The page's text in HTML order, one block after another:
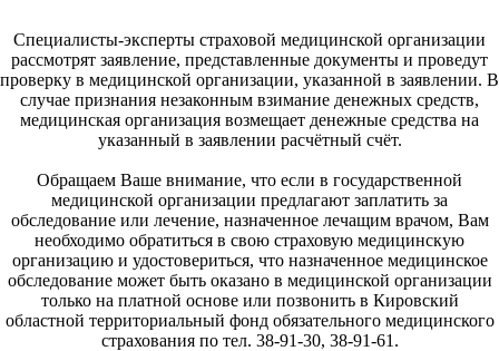
Специалисты-эксперты страховой медицинской организации
рассмотрят заявление, представленные документы и проведут
проверку в медицинской организации, указанной в заявлении. В
случае признания незаконным взимание денежных средств,
медицинская организация возмещает денежные средства на
указанный в заявлении расчётный счёт.
Обращаем Ваше внимание, что если в государственной
медицинской организации предлагают заплатить за
обследование или лечение, назначенное лечащим врачом, Вам
необходимо обратиться в свою страховую медицинскую
организацию и удостовериться, что назначенное медицинское
обследование может быть оказано в медицинской организации
только на платной основе или позвонить в Кировский
областной территориальный фонд обязательного медицинского
страхования по тел. 38-91-30, 38-91-61.